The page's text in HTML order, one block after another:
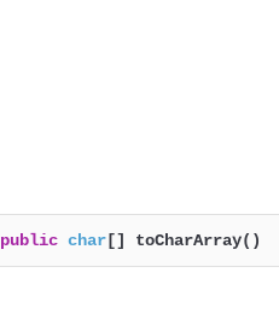
public char [] toCharArray()